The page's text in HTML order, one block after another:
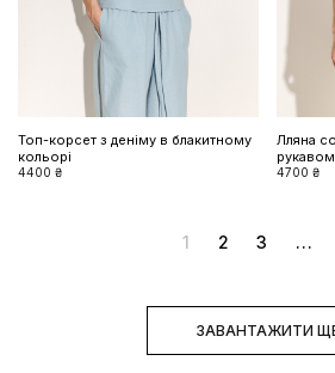
Топ-корсет з деніму в блакитному
кольорі
4400 ₴
Лляна
4700 ₴
1 2 3 ...
ЗАВАНТАЖИТИ